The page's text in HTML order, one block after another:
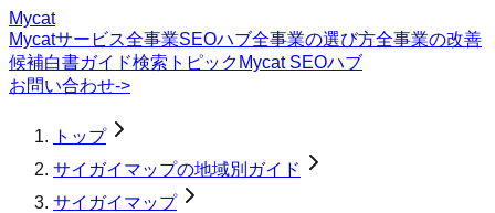
Mycat
Mycatサービス全事業SEOハブ全事業の選び方全事業の改善
候補白書ガイド検索トピック Mycat SEOハブ
お問い合わせ->
トップ
サイガイマップの地域別ガイド
サイガイマップ